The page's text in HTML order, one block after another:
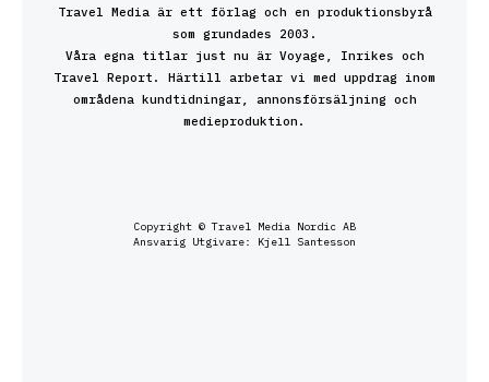
Travel Media är ett förlag och en produktionsbyrå
som grundades 2003.
Våra egna titlar just nu är Voyage, Inrikes och
Travel Report. Härtill arbetar vi med uppdrag inom
områdena kundtidningar, annonsförsäljning och
medieproduktion.
Copyright © Travel Media Nordic AB
Ansvarig Utgivare: Kjell Santesson